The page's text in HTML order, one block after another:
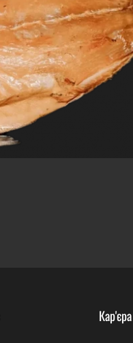
Кар'єра